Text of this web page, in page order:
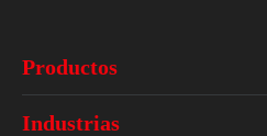
Productos
Industrias